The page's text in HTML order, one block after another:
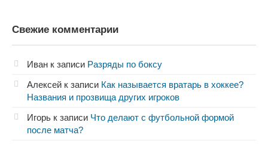
Свежие комментарии
Иван к записи Разряды по боксу
Алексей к записи Как называется вратарь в хоккее?
Названия и прозвища других игроков
Игорь к записи Что делают с футбольной формой
после матча?